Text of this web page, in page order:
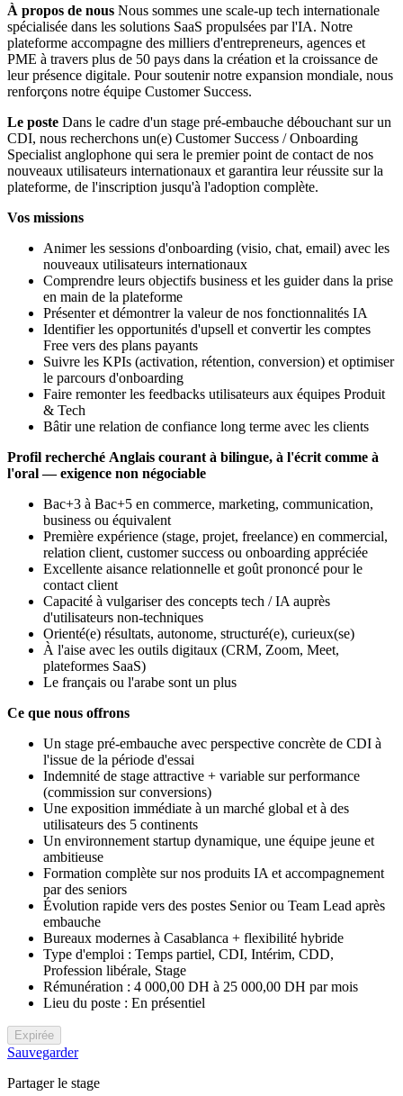
À propos de nous Nous sommes une scale-up tech internationale
spécialisée dans les solutions SaaS propulsées par l'IA. Notre
plateforme accompagne des milliers d'entrepreneurs, agences et
PME à travers plus de 50 pays dans la création et la croissance de
leur présence digitale. Pour soutenir notre expansion mondiale, nous
renforçons notre équipe Customer Success.
Le poste Dans le cadre d'un stage pré-embauche débouchant sur un
CDI, nous recherchons un(e) Customer Success / Onboarding
Specialist anglophone qui sera le premier point de contact de nos
nouveaux utilisateurs internationaux et garantira leur réussite sur la
plateforme, de l'inscription jusqu'à l'adoption complète.
Vos missions
Animer les sessions d'onboarding (visio, chat, email) avec les
nouveaux utilisateurs internationaux
Comprendre leurs objectifs business et les guider dans la prise
en main de la plateforme
Présenter et démontrer la valeur de nos fonctionnalités IA
Identifier les opportunités d'upsell et convertir les comptes
Free vers des plans payants
Suivre les KPIs (activation, rétention, conversion) et optimiser
le parcours d'onboarding
Faire remonter les feedbacks utilisateurs aux équipes Produit
& Tech
Bâtir une relation de confiance long terme avec les clients
Profil recherché Anglais courant à bilingue, à l'écrit comme à
l'oral — exigence non négociable
Bac+3 à Bac+5 en commerce, marketing, communication,
business ou équivalent
Première expérience (stage, projet, freelance) en commercial,
relation client, customer success ou onboarding appréciée
Excellente aisance relationnelle et goût prononcé pour le
contact client
Capacité à vulgariser des concepts tech / IA auprès
d'utilisateurs non-techniques
Orienté(e) résultats, autonome, structuré(e), curieux(se)
À l'aise avec les outils digitaux (CRM, Zoom, Meet,
plateformes SaaS)
Le français ou l'arabe sont un plus
Ce que nous offrons
Un stage pré-embauche avec perspective concrète de CDI à
l'issue de la période d'essai
Indemnité de stage attractive + variable sur performance
(commission sur conversions)
Une exposition immédiate à un marché global et à des
utilisateurs des 5 continents
Un environnement startup dynamique, une équipe jeune et
ambitieuse
Formation complète sur nos produits IA et accompagnement
par des seniors
Évolution rapide vers des postes Senior ou Team Lead après
embauche
Bureaux modernes à Casablanca + flexibilité hybride
Type d'emploi : Temps partiel, CDI, Intérim, CDD,
Profession libérale, Stage
Rémunération : 4 000,00 DH à 25 000,00 DH par mois
Lieu du poste : En présentiel
Expirée
Sauvegarder
Partager le stage